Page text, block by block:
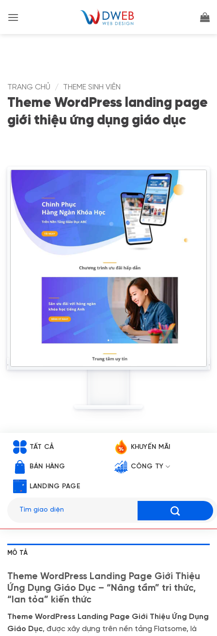
qua
TRANG CHỦ / THEME SINH VIÊN
Theme WordPress landing page
giới thiệu ứng dụng giáo dục
TẤT CẢ KHUYẾN MÃI
BÁN HÀNG CÔNG TY
LANDING PAGE
kiếm:
MÔ TẢ
Theme WordPress Landing Page Giới Thiệu
Ứng Dụng Giáo Dục – “Nâng tầm” tri thức,
“lan tỏa” kiến thức
Theme WordPress Landing Page Giới Thiệu Ứng Dụng
Giáo Dục, được xây dựng trên nền tảng Flatsome, là